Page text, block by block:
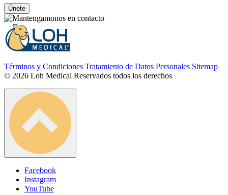
Términos y Condiciones Tratamiento de Datos Personales Sitemap
© 2026 Loh Medical Reservados todos los derechos
Social
Facebook
Instagram
YouTube